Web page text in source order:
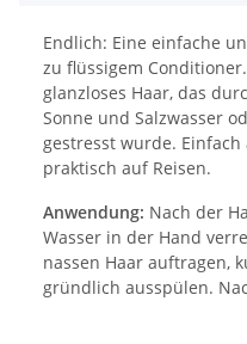
Endlich: Eine einfache
zu flüssigem
glanzloses Haar, das
Sonne und Salzwasser
gestresst wurde.
praktisch auf Reisen.
Anwendung: Nach der
Wasser in der Hand
nassen Haar auftragen,
gründlich ausspülen.